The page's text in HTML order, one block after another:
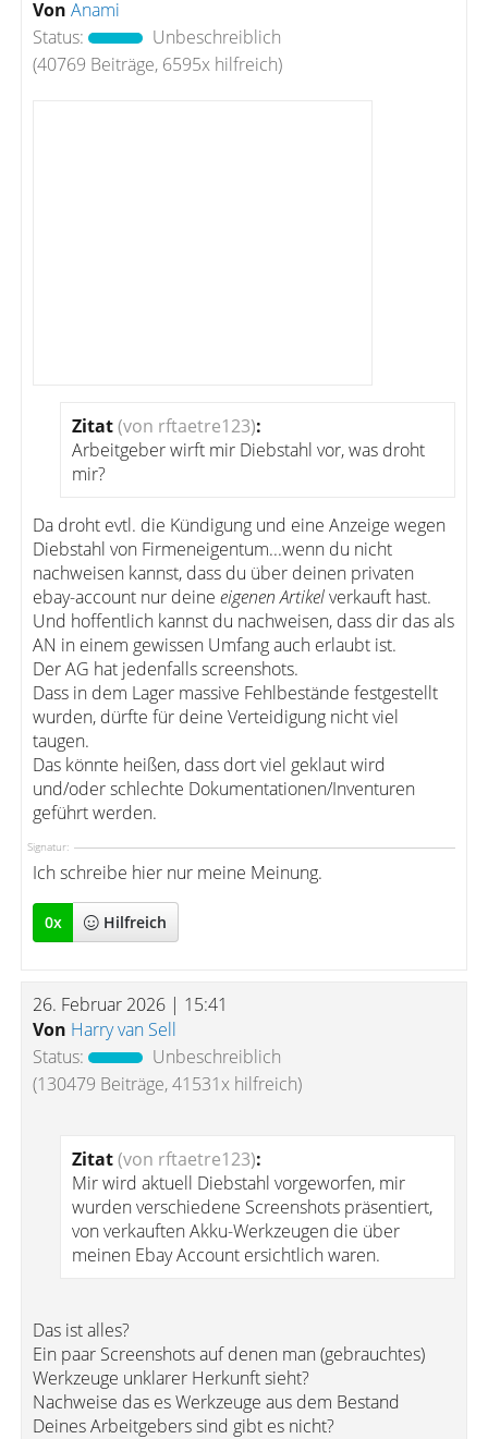
Von Anami
Status:
Unbeschreiblich
(40769 Beiträge, 6595x hilfreich)
Zitat(von rftaetre123):
Arbeitgeber wirft mir Diebstahl vor, was droht
mir?
Da droht evtl. die Kündigung und eine Anzeige wegen
Diebstahl von Firmeneigentum...wenn du nicht
nachweisen kannst, dass du über deinen privaten
ebay-account nur deine eigenen Artikelverkauft hast.
Und hoffentlich kannst du nachweisen, dass dir das als
AN in einem gewissen Umfang auch erlaubt ist.
Der AG hat jedenfalls screenshots.
Dass in dem Lager massive Fehlbestände festgestellt
wurden, dürfte für deine Verteidigung nicht viel
taugen.
Das könnte heißen, dass dort viel geklaut wird
und/oder schlechte Dokumentationen/Inventuren
geführt werden.
Signatur:
Ich schreibe hier nur meine Meinung.
0x Hilfreich
26. Februar 2026 | 15:41
Von Harry van Sell
Status:
Unbeschreiblich
(130479 Beiträge, 41531x hilfreich)
Zitat(von rftaetre123):
Mir wird aktuell Diebstahl vorgeworfen, mir
wurden verschiedene Screenshots präsentiert,
von verkauften Akku-Werkzeugen die über
meinen Ebay Account ersichtlich waren.
Das ist alles?
Ein paar Screenshots auf denen man (gebrauchtes)
Werkzeuge unklarer Herkunft sieht?
Nachweise das es Werkzeuge aus dem Bestand
Deines Arbeitgebers sind gibt es nicht?